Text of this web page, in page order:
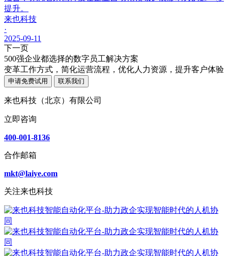
提升。
来也科技
·
2025-09-11
下一页
500强企业都选择的数字员工解决方案
变革工作方式，简化运营流程，优化人力资源，提升客户体验
申请免费试用 联系我们
来也科技（北京）有限公司
立即咨询
400-001-8136
合作邮箱
mkt@laiye.com
关注来也科技